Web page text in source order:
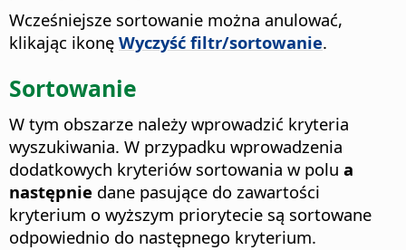
Wcześniejsze sortowanie można anulować,
klikając ikonę Wyczyść filtr/sortowanie.
Sortowanie
W tym obszarze należy wprowadzić kryteria
wyszukiwania. W przypadku wprowadzenia
dodatkowych kryteriów sortowania w polu a
następnie dane pasujące do zawartości
kryterium o wyższym priorytecie są sortowane
odpowiednio do następnego kryterium.